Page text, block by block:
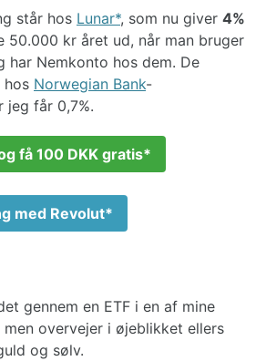
står hos Lunar , som nu giver 4%
50.000 kr året ud, når man bruger
har Nemkonto hos dem. De
hos Norwegian Bank-
jeg får 0,7%.
få 100 DKK gratis
med Revolut
gennem en ETF i en af mine
overvejer i øjeblikket ellers
og sølv.